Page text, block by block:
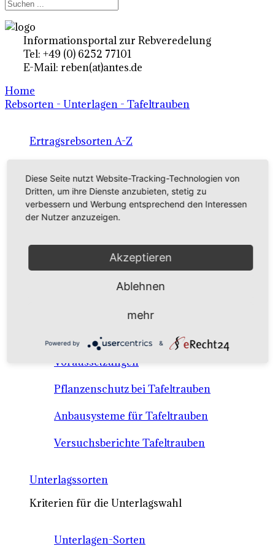
Informationsportal zur Rebveredelung
Tel: +49 (0) 6252 77101
E-Mail: reben(at)antes.de
Home
Rebsorten - Unterlagen - Tafeltrauben
Ertragsrebsorten A-Z
Rebsorten international
externe Links
Tafeltraubensorten
Anbausysteme & Recht
Tafeltrauben A-Z Sortenbeschreibungen
Tafeltraubenanbau - rechtliche
Voraussetzungen
Pflanzenschutz bei Tafeltrauben
Anbausysteme für Tafeltrauben
Versuchsberichte Tafeltrauben
Unterlagssorten
Kriterien für die Unterlagswahl
Unterlagen-Sorten
Diese Seite nutzt Website-Tracking-Technologien von
Dritten, um ihre Dienste anzubieten, stetig zu
verbessern und Werbung entsprechend den Interessen
der Nutzer anzuzeigen.
Akzeptieren
Ablehnen
mehr
Powered by &